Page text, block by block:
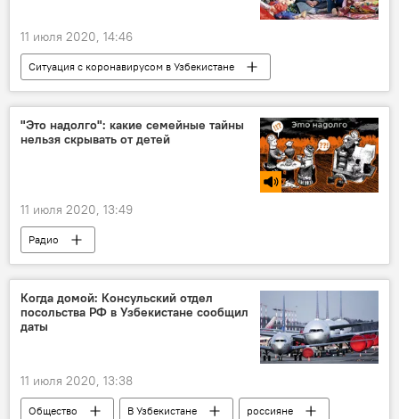
11 июля 2020, 14:46
Ситуация с коронавирусом в Узбекистане
В Узбекистане
Общество
Коронавирус COVID-19
Карантин
государство
финансирование
"Это надолго": какие семейные тайны
нельзя скрывать от детей
11 июля 2020, 13:49
Радио
Когда домой: Консульский отдел
посольства РФ в Узбекистане сообщил
даты
11 июля 2020, 13:38
Общество В Узбекистане
россияне